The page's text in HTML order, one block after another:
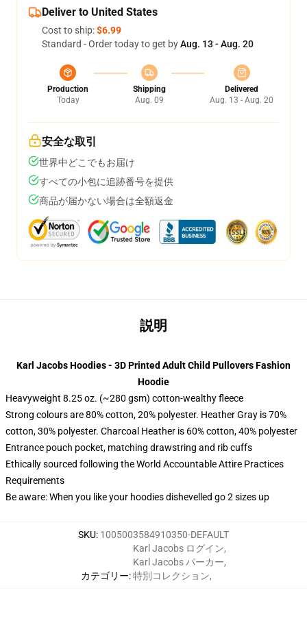
Deliver to United States
Cost to ship:$6.99
Standard - Order today to get byAug. 13 - Aug. 20
Production
Today
Shipping
Aug. 09
Delivered
Aug. 13 - Aug. 20
安全な取引
世界中どこでもお届け
すべての小包に追跡番号を提供
商品が届かない場合は全額返金
説明
Karl Jacobs Hoodies - 3D Printed Adult Child Pullovers Fashion
Hoodie
Heavyweight 8.25 oz. (~280 gsm) cotton-wealthy fleece
Strong colours are 80% cotton, 20% polyester. Heather Gray is 70%
cotton, 30% polyester. Charcoal Heather is 60% cotton, 40% polyester
Entrance pouch pocket, matching drawstring and rib cuffs
Ethically sourced following the World Accountable Attire Practices
Requirements
Be aware: When you like your hoodies dishevelled go 2 sizes up
SKU: 1005003584910350-DEFAULT
カテゴリー:
Karl Jacobs ログイン,
Karl Jacobs パーカー,
特別コレクション,